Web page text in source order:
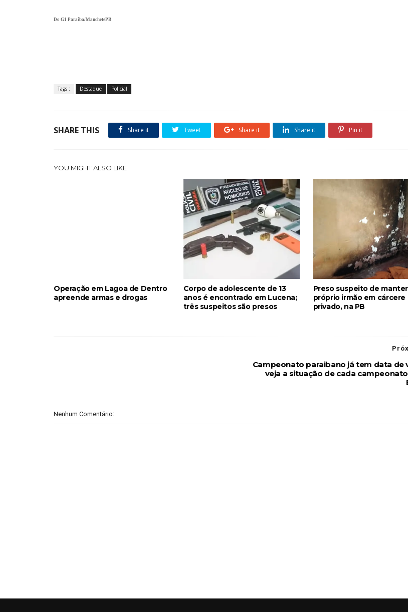
Do G1 Paraíba/ManchetePB
Tags : Destaque Policial
SHARE THIS Share it Tweet Share it Share it Pin it
YOU MIGHT ALSO LIKE
Operação em Lagoa de Dentro
apreende armas e drogas
Corpo de adolescente de 13
anos é encontrado em Lucena;
três suspeitos são presos
Preso suspeito de
próprio irmão em cárcere
privado, na PB
Campeonato paraibano já tem data de
veja a situação de cada
Nenhum Comentário: